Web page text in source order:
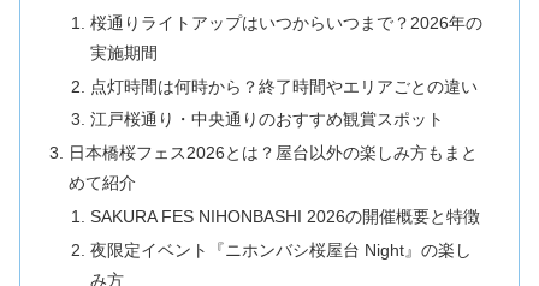
桜通りライトアップはいつからいつまで？2026年の
実施期間
点灯時間は何時から？終了時間やエリアごとの違い
江戸桜通り・中央通りのおすすめ観賞スポット
日本橋桜フェス2026とは？屋台以外の楽しみ方もまと
めて紹介
SAKURA FES NIHONBASHI 2026の開催概要と特徴
夜限定イベント『ニホンバシ桜屋台 Night』の楽し
み方